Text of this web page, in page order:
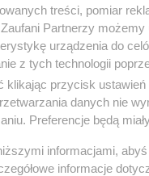
treści, pomiar
Partnerzy
urządzenia do
z tych technologii
klikając przycisk
danych nie
Preferencje będą
informacjami,
informacje